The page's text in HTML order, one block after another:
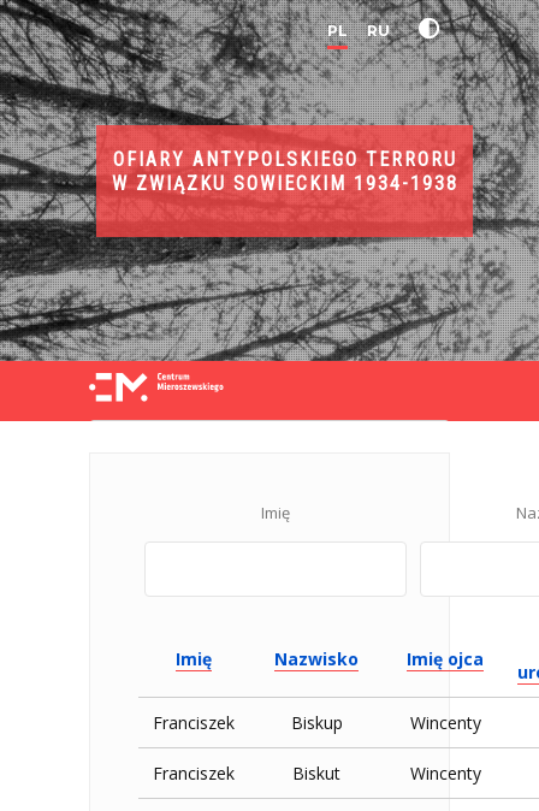
PL RU
OFIARY ANTYPOLSKIEGO TERRORU
W ZWIĄZKU SOWIECKIM 1934-1938
Imię
Imię Nazwisko Imię ojca
Franciszek Biskup Wincenty
Franciszek Biskut Wincenty